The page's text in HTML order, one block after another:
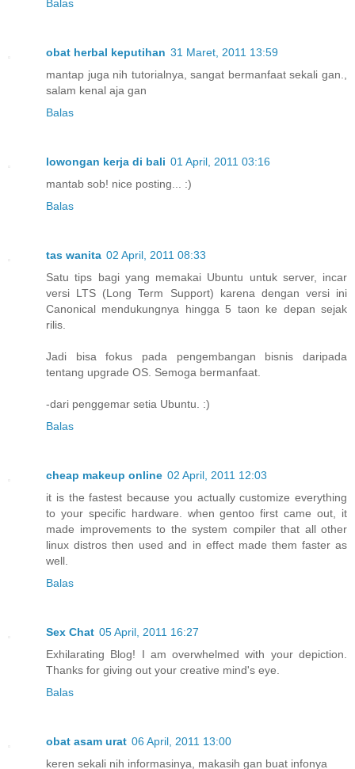
Balas
obat herbal keputihan 31 Maret, 2011 13:59
mantap juga nih tutorialnya, sangat bermanfaat sekali gan.,
salam kenal aja gan
Balas
lowongan kerja di bali 01 April, 2011 03:16
mantab sob! nice posting... :)
Balas
tas wanita 02 April, 2011 08:33
Satu tips bagi yang memakai Ubuntu untuk server, incar
versi LTS (Long Term Support) karena dengan versi ini
Canonical mendukungnya hingga 5 taon ke depan sejak
rilis.
Jadi bisa fokus pada pengembangan bisnis daripada
tentang upgrade OS. Semoga bermanfaat.
-dari penggemar setia Ubuntu. :)
Balas
cheap makeup online 02 April, 2011 12:03
it is the fastest because you actually customize everything
to your specific hardware. when gentoo first came out, it
made improvements to the system compiler that all other
linux distros then used and in effect made them faster as
well.
Balas
Sex Chat 05 April, 2011 16:27
Exhilarating Blog! I am overwhelmed with your depiction.
Thanks for giving out your creative mind's eye.
Balas
obat asam urat 06 April, 2011 13:00
keren sekali nih informasinya, makasih gan buat infonya